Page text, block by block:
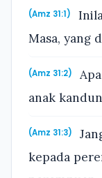
(Amz 31:1)
Masa, yang
(Amz 31:2)
anak
(Amz 31:3)
kepada